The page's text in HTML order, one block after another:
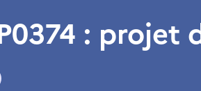
: projet